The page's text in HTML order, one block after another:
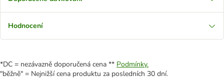
Hodnocení
*DC = nezávazně doporučená cena ** Podmínky.
"běžně" = Nejnižší cena produktu za posledních 30 dní.